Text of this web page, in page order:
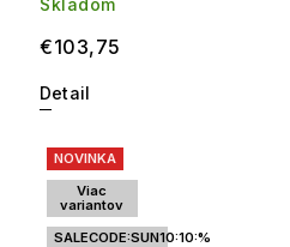
Skladom
€103,75
Detail
NOVINKA
Viac
variantov
SALECODE:SUN10:10:%